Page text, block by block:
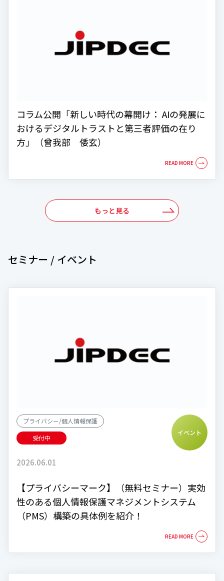
コラム公開「新しい時代の幕開け： AIの発展に
おけるデジタルトラストと第三者評価の在り
方」（曾我部 倭玄）
もっと見る
セミナー / イベント
プライバシー/個人情報保護
受付中
イベント
2026.06.01
【プライバシーマーク】（無料セミナー）実効
性のある個人情報保護マネジメントシステム
（PMS）構築の具体例を紹介！